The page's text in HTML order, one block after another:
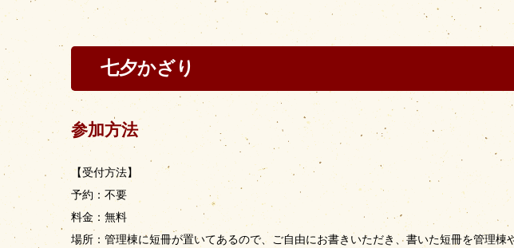
七夕かざり
参加方法
【受付方法】
予約：不要
料金：無料
場所：管理棟に短冊が置いてあるので、ご自由にお書きいただき、書いた短冊を管理棟